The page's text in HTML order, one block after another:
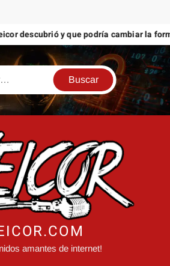
y que podría cambiar la forma en
amantes de internet!